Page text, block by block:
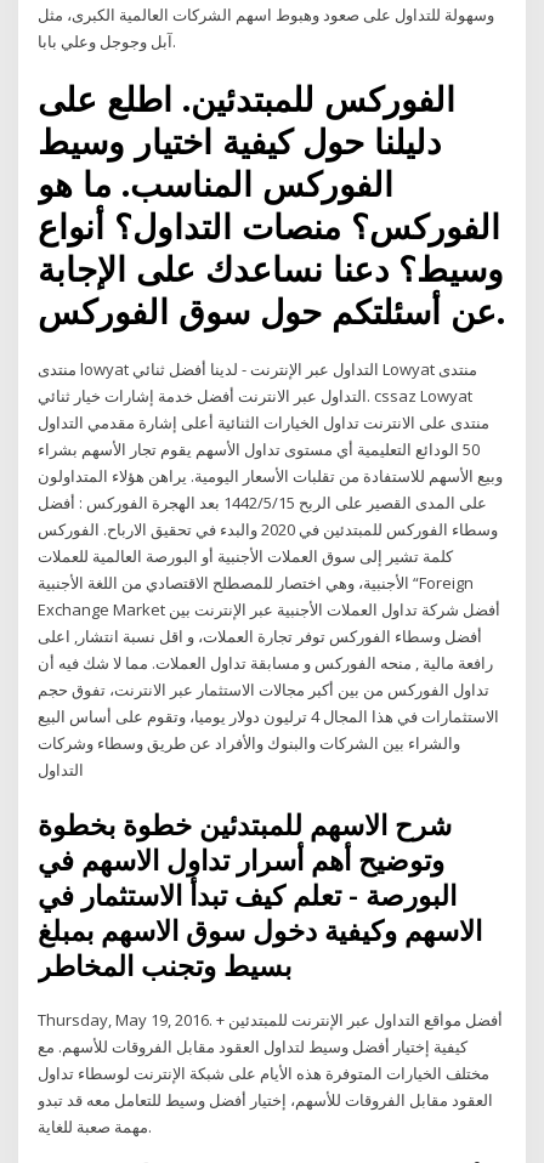
وسهولة للتداول على صعود وهبوط اسهم الشركات العالمية الكبرى، مثل
آبل وجوجل وعلي بابا.
الفوركس للمبتدئين. اطلع على
دليلنا حول كيفية اختيار وسيط
الفوركس المناسب. ما هو
الفوركس؟ منصات التداول؟ أنواع
وسيط؟ دعنا نساعدك على الإجابة
عن أسئلتكم حول سوق الفوركس.
منتدى lowyat التداول عبر الإنترنت - لدينا أفضل ثنائي Lowyat منتدى
التداول عبر الانترنت أفضل خدمة إشارات خيار ثنائي. cssaz Lowyat
منتدى على الانترنت تداول الخيارات الثنائية أعلى إشارة مقدمي التداول
50 الودائع التعليمية أي مستوى تداول الأسهم يقوم تجار الأسهم بشراء
وبيع الأسهم للاستفادة من تقلبات الأسعار اليومية. يراهن هؤلاء المتداولون
على المدى القصير على الربح 15‏‏/5‏‏/1442 بعد الهجرة الفوركس : أفضل
وسطاء الفوركس للمبتدئين في 2020 والبدء في تحقيق الارباح. الفوركس
كلمة تشير إلى سوق العملات الأجنبية أو البورصة العالمية للعملات
الأجنبية، وهي اختصار للمصطلح الاقتصادي من اللغة الأجنبية “Foreign
Exchange Market أفضل شركة تداول العملات الأجنبية عبر الإنترنت بين
أفضل وسطاء الفوركس توفر تجارة العملات، و اقل نسبة انتشار, اعلى
رافعة مالية , منحه الفوركس و مسابقة تداول العملات. مما لا شك فيه أن
تداول الفوركس من بين أكبر مجالات الاستثمار عبر الانترنت، تفوق حجم
الاستثمارات في هذا المجال 4 ترليون دولار يوميا، وتقوم على أساس البيع
والشراء بين الشركات والبنوك والأفراد عن طريق وسطاء وشركات
التداول
شرح الاسهم للمبتدئين خطوة بخطوة
وتوضيح أهم أسرار تداول الاسهم في
البورصة - تعلم كيف تبدأ الاستثمار في
الاسهم وكيفية دخول سوق الاسهم بمبلغ
بسيط وتجنب المخاطر
Thursday, May 19, 2016. أفضل مواقع التداول عبر الإنترنت للمبتدئين +
كيفية إختيار أفضل وسيط لتداول العقود مقابل الفروقات للأسهم. مع
مختلف الخيارات المتوفرة هذه الأيام على شبكة الإنترنت لوسطاء تداول
العقود مقابل الفروقات للأسهم، إختيار أفضل وسيط للتعامل معه قد تبدو
مهمة صعبة للغاية.